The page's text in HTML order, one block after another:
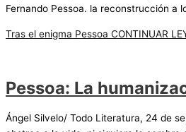
Fernando Pessoa. la reconstrucción a
Tras el enigma Pessoa CONTINUAR
Pessoa: La
Ángel Silvelo/ Todo Literatura, 24 de